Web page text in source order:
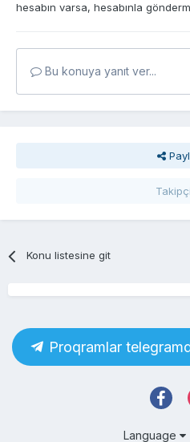
hesabın varsa, hesabınla
Bu konuya yanıt ver...
Konu listesine git
Proqramlar
Language